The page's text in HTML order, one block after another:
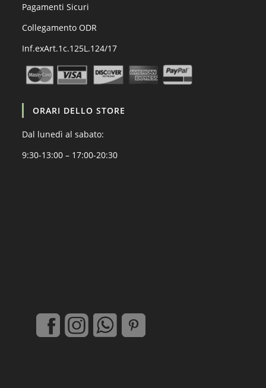
Pagamenti Sicuri
Collegamento ODR
Inf.exArt.1c.125L.124/17
ORARI DELLO STORE
Dal lunedì al sabato:
9:30-13:00 – 17:00-20:30